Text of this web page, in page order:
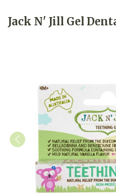
Jack N' Jill Gel